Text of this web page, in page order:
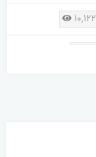
10,122